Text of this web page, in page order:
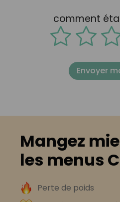
comment
Envoyer
Mangez
les menus
Perte de poids